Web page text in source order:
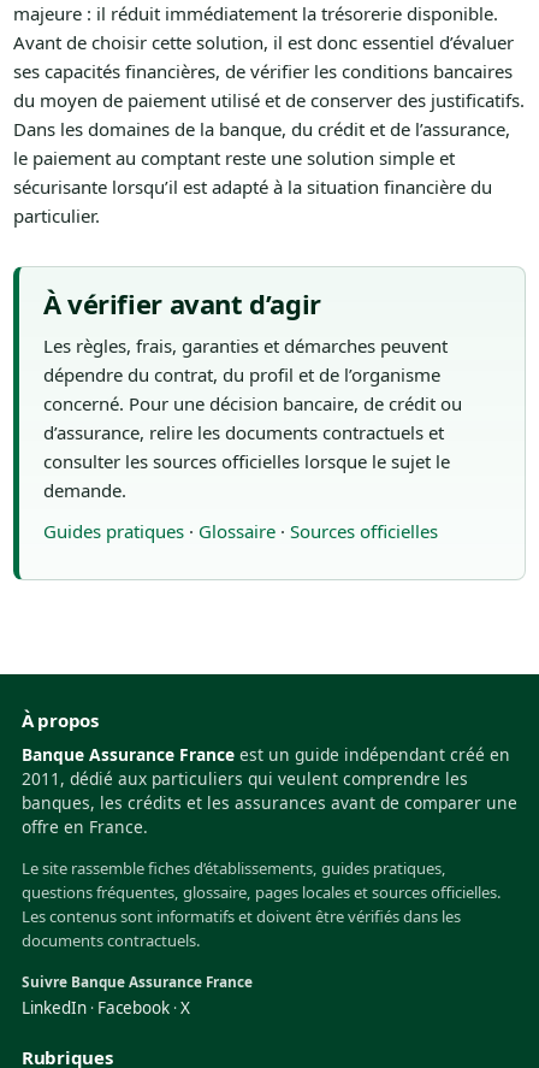
majeure : il réduit immédiatement la trésorerie disponible.
Avant de choisir cette solution, il est donc essentiel d’évaluer
ses capacités financières, de vérifier les conditions bancaires
du moyen de paiement utilisé et de conserver des justificatifs.
Dans les domaines de la banque, du crédit et de l’assurance,
le paiement au comptant reste une solution simple et
sécurisante lorsqu’il est adapté à la situation financière du
particulier.
À vérifier avant d’agir
Les règles, frais, garanties et démarches peuvent
dépendre du contrat, du profil et de l’organisme
concerné. Pour une décision bancaire, de crédit ou
d’assurance, relire les documents contractuels et
consulter les sources officielles lorsque le sujet le
demande.
Guides pratiques· Glossaire· Sources officielles
À propos
Banque Assurance France est un guide indépendant créé en
2011, dédié aux particuliers qui veulent comprendre les
banques, les crédits et les assurances avant de comparer une
offre en France.
Le site rassemble fiches d’établissements, guides pratiques,
questions fréquentes, glossaire, pages locales et sources officielles.
Les contenus sont informatifs et doivent être vérifiés dans les
documents contractuels.
Suivre Banque Assurance France
LinkedIn · Facebook ·X
Rubriques